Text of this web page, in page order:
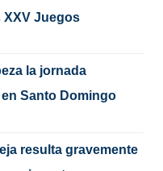
XXV Juegos
la jornada
Santo Domingo
resulta gravemente